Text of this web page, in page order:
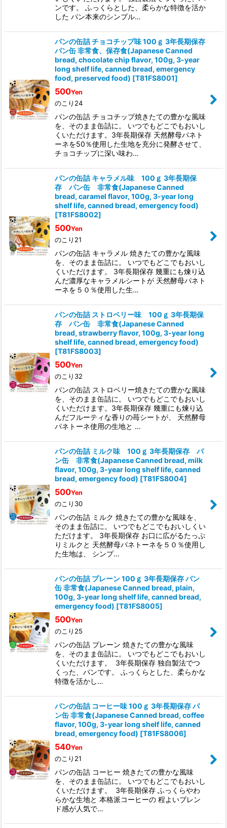
ンです。 ふっくらとした、柔らかな特徴を活か
した パン本来のシンプル…
パンの缶詰 チョコチップ味 100ｇ 3年長期保存
パン缶 非常食、保存食(Japanese Canned
bread, chocolate chip flavor, 100g, 3-year
long shelf life, canned bread, emergency
food, preserved food) [T81FS8001]
500Yen
のこり24
パンの缶詰 チョコチップ焼きたての豊かな風味
を、そのまま缶詰に。 いつでもどこでもおいし
くいただけます。3年長期保存 天然酵母パネト
ーネを50％使用した生地を充分に発酵させて、
チョコチップに深い味わ…
パンの缶詰 キャラメル味 100ｇ 3年長期保
存 パン缶 非常食(Japanese Canned
bread, caramel flavor, 100g, 3-year long
shelf life, canned bread, emergency food)
[T81FS8002]
500Yen
のこり21
パンの缶詰 キャラメル 焼きたての豊かな風味
を、そのまま缶詰に。 いつでもどこでもおいし
くいただけます。 3年長期保存 幾重にも煉り込
んだ濃厚なキャラメルシートが 天然酵母パネト
ーネを５０％使用した生…
パンの缶詰 ストロベリー味 100ｇ 3年長期保
存 パン缶 非常食(Japanese Canned
bread, strawberry flavor, 100g, 3-year long
shelf life, canned bread, emergency food)
[T81FS8003]
500Yen
のこり32
パンの缶詰 ストロベリー焼きたての豊かな風味
を、そのまま缶詰に。 いつでもどこでもおいし
くいただけます。3年長期保存 幾重にも煉り込
んだフルーティな香りの苺シートが、 天然酵母
パネトーネ使用の生地と …
パンの缶詰 ミルク味 100ｇ 3年長期保存 パ
ン缶 非常食(Japanese Canned bread, milk
flavor, 100g, 3-year long shelf life, canned
bread, emergency food) [T81FS8004]
500Yen
のこり30
パンの缶詰 ミルク 焼きたての豊かな風味を、
そのまま缶詰に。 いつでもどこでもおいしくい
ただけます。 3年長期保存 お口に広がるたっぷ
りミルクと 天然酵母パネトーネを５０％使用し
た生地は、 シンプ…
パンの缶詰 プレーン 100ｇ 3年長期保存 パン
缶 非常食(Japanese Canned bread, plain,
100g, 3-year long shelf life, canned bread,
emergency food) [T81FS8005]
500Yen
のこり25
パンの缶詰 プレーン 焼きたての豊かな風味
を、そのまま缶詰に。 いつでもどこでもおいし
くいただけます。 3年長期保存 独自製法でつ
くった、パンです。 ふっくらとした、柔らかな
特徴を活かし…
パンの缶詰 コーヒー味 100ｇ 3年長期保存 パ
ン缶 非常食(Japanese Canned bread, coffee
flavor, 100g, 3-year long shelf life, canned
bread, emergency food) [T81FS8006]
540Yen
のこり21
パンの缶詰 コーヒー 焼きたての豊かな風味
を、そのまま缶詰に。 いつでもどこでもおいし
くいただけます。 3年長期保存 ふっくらやわ
らかな生地と 本格派コーヒーの 程よいブレン
ド感が人気で…